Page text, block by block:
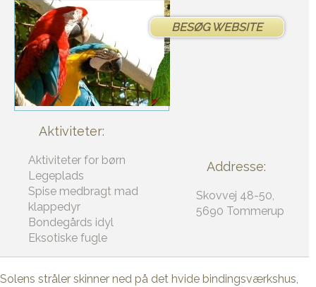
BESØG WEBSITE
Aktiviteter:
Aktiviteter for børn
Legeplads
Spise medbragt mad
klappedyr
Bondegårds idyl
Eksotiske fugle
Addresse:
Skovvej 48-50,
5690 Tommerup
Solens stråler skinner ned på det hvide bindingsværkshus,